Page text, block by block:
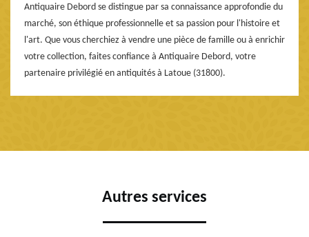
Antiquaire Debord se distingue par sa connaissance approfondie du
marché, son éthique professionnelle et sa passion pour l'histoire et
l'art. Que vous cherchiez à vendre une pièce de famille ou à enrichir
votre collection, faites confiance à Antiquaire Debord, votre
partenaire privilégié en antiquités à Latoue (31800).
Autres services